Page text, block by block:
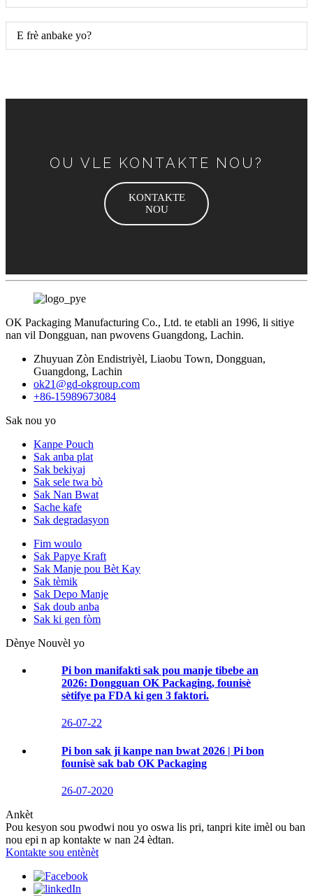
E frè anbake yo?
OU VLE KONTAKTE NOU?
KONTAKTE
NOU
OK Packaging Manufacturing Co., Ltd. te etabli an 1996, li sitiye
nan vil Dongguan, nan pwovens Guangdong, Lachin.
Zhuyuan Zòn Endistriyèl, Liaobu Town, Dongguan,
Guangdong, Lachin
ok21@gd-okgroup.com
+86-15989673084
Sak nou yo
Kanpe Pouch
Sak anba plat
Sak bekiyaj
Sak sele twa bò
Sak Nan Bwat
Sache kafe
Sak degradasyon
Fim woulo
Sak Papye Kraft
Sak Manje pou Bèt Kay
Sak tèmik
Sak Depo Manje
Sak doub anba
Sak ki gen fòm
Dènye Nouvèl yo
Pi bon manifakti sak pou manje tibebe an
2026: Dongguan OK Packaging, founisè
sètifye pa FDA ki gen 3 faktori.
26-07-22
Pi bon sak ji kanpe nan bwat 2026 | Pi bon
founisè sak bab OK Packaging
26-07-2020
Ankèt
Pou kesyon sou pwodwi nou yo oswa lis pri, tanpri kite imèl ou ban
nou epi n ap kontakte w nan 24 èdtan.
Kontakte sou entènèt